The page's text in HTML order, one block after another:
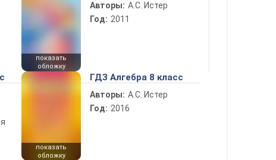
показать
обложку
Авторы: А.С. Истер
Год: 2011
показать
обложку
ГДЗ Алгебра 8 класс
Авторы: А.С. Истер
Год: 2016